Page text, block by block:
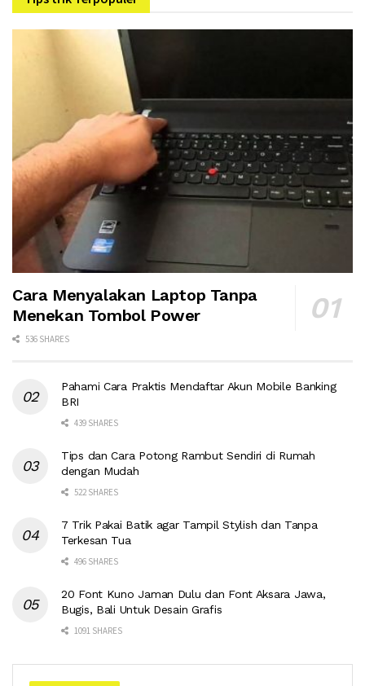
Cara Menyalakan Laptop Tanpa
Menekan Tombol Power
536 SHARES
Pahami Cara Praktis Mendaftar Akun Mobile Banking
BRI
439 SHARES
Tips dan Cara Potong Rambut Sendiri di Rumah
dengan Mudah
522 SHARES
7 Trik Pakai Batik agar Tampil Stylish dan Tanpa
Terkesan Tua
496 SHARES
20 Font Kuno Jaman Dulu dan Font Aksara Jawa,
Bugis, Bali Untuk Desain Grafis
1091 SHARES